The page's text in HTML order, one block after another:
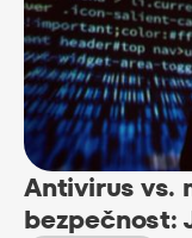
Antivirus vs.
bezpečnost: